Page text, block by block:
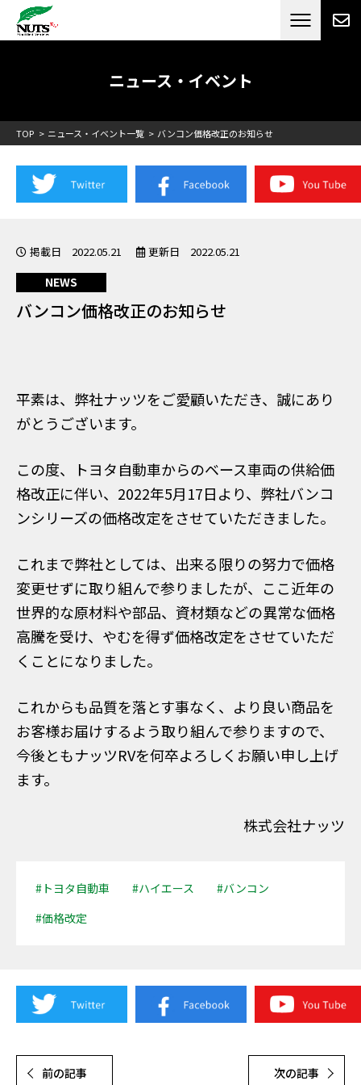
日本最大級のキャンピングカーメーカー
RV[テレビCM放送]
ニュース・イベント
TOP ニュース・イベント一覧 バンコン価格改正のお知らせ
掲載日 2022.05.21 更新日 2022.05.21
NEWS
バンコン価格改正のお知らせ
平素は、弊社ナッツをご愛顧いただき、誠にあり
がとうございます。
この度、トヨタ自動車からのベース車両の供給価
格改正に伴い、2022年5月17日より、弊社バンコ
ンシリーズの価格改定をさせていただきました。
これまで弊社としては、出来る限りの努力で価格
変更せずに取り組んで参りましたが、ここ近年の
世界的な原材料や部品、資材類などの異常な価格
高騰を受け、やむを得ず価格改定をさせていただ
くことになりました。
これからも品質を落とす事なく、より良い商品を
お客様お届けするよう取り組んで参りますので、
今後ともナッツRVを何卒よろしくお願い申し上げ
ます。
株式会社ナッツ
#トヨタ自動車 #ハイエース
#バンコン
#価格改定
前の記事 次の記事